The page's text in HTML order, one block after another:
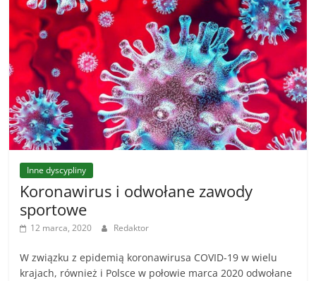
Inne dyscypliny
Koronawirus i odwołane zawody
sportowe
12 marca, 2020 Redaktor
W związku z epidemią koronawirusa COVID-19 w wielu
krajach, również i Polsce w połowie marca 2020 odwołane